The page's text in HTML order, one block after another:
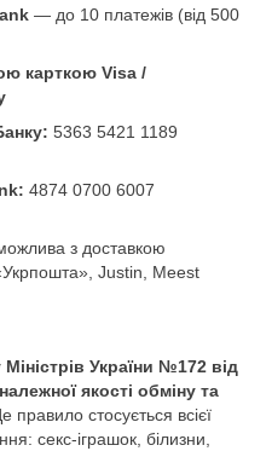
— до 10 платежів (від 500
карткою Visa /
5363 5421 1189
4874 0700 6007
з доставкою
Justin, Meest
України №172 від
якості обміну та
правило стосується всієї
секс-іграшок, білизни,